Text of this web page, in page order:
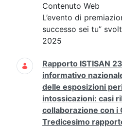
Contenuto Web
L’evento di
successo sei tu”
2025
Rapporto ISTISAN
informativo
delle esposizioni
intossicazioni: casi
collaborazione con i
Tredicesimo